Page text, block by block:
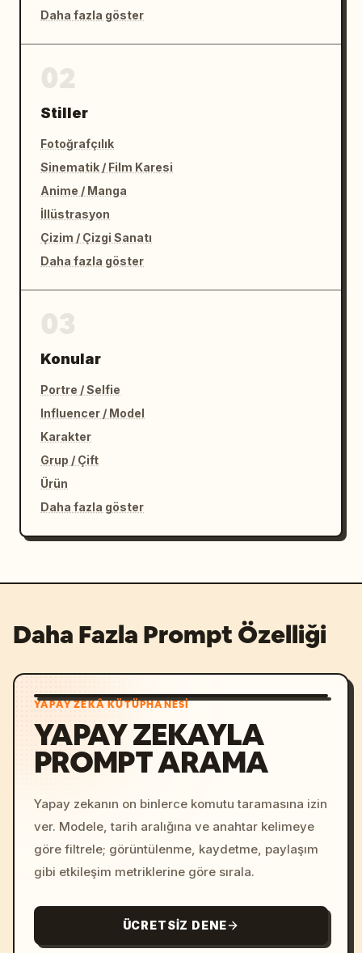
Keskin retro görseller.
Nihai görsel, orijinal görselin
kompozisyonuna ve öznesine sadık kalırken,
görüntüsü hissi vermelidir.
Daha fazla göster
Stiller
Fotoğrafçılık
Sinematik / Film Karesi
Anime / Manga
İllüstrasyon
Çizim / Çizgi Sanatı
Daha fazla göster
Konular
Portre / Selfie
Influencer / Model
Karakter
Grup / Çift
Ürün
Daha fazla göster
Daha Fazla Prompt Özelliği
YAPAY ZEKÂ KÜTÜPHANESI
YAPAY ZEKAYLA
PROMPT ARAMA
Yapay zekanın on binlerce komutu taramasına izin
ver. Modele, tarih aralığına ve anahtar kelimeye
göre filtrele; görüntülenme, kaydetme, paylaşım
gibi etkileşim metriklerine göre sırala.
ÜCRETSIZ DENE